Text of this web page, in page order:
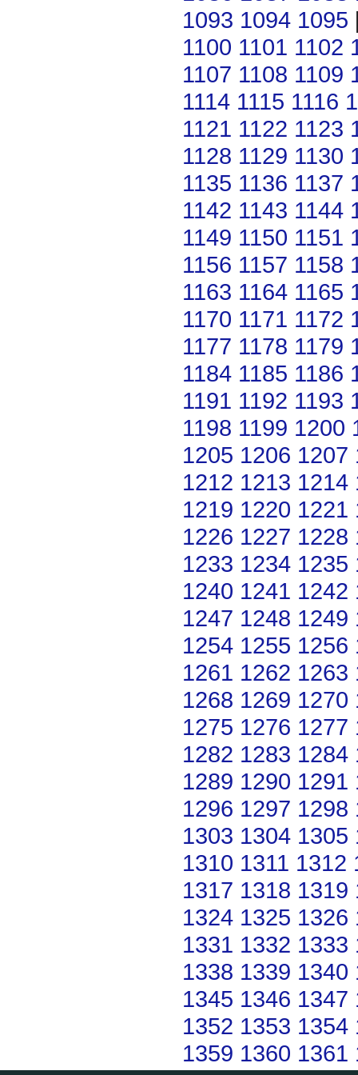
1093 1094 1095
1100 1101 1102
1107 1108 1109
1114 1115 1116
1121 1122 1123
1128 1129 1130
1135 1136 1137
1142 1143 1144
1149 1150 1151
1156 1157 1158
1163 1164 1165
1170 1171 1172
1177 1178 1179
1184 1185 1186
1191 1192 1193
1198 1199 1200
1205 1206 1207
1212 1213 1214
1219 1220 1221
1226 1227 1228
1233 1234 1235
1240 1241 1242
1247 1248 1249
1254 1255 1256
1261 1262 1263
1268 1269 1270
1275 1276 1277
1282 1283 1284
1289 1290 1291
1296 1297 1298
1303 1304 1305
1310 1311 1312
1317 1318 1319
1324 1325 1326
1331 1332 1333
1338 1339 1340
1345 1346 1347
1352 1353 1354
1359 1360 1361